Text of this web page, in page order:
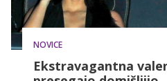
NOVICE
Ekstravagantna